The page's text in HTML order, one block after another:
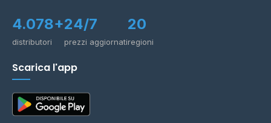
4.078+
distributori
24/7
prezzi aggiornati
20
regioni
Scarica l'app